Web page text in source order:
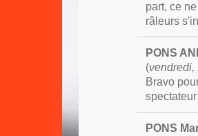
part, ce
râleurs
PONS
(vendredi,
Bravo
PONS